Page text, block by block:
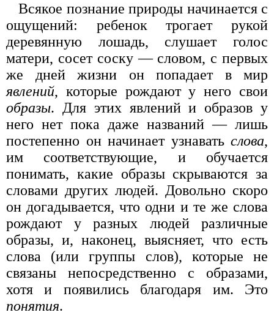
Всякое познание природы начинается с
ощущений: ребенок трогает рукой
деревянную лошадь, слушает голос
матери, сосет соску — словом, с первых
же дней жизни он попадает в мир
явлений, которые рождают у него свои
образы. Для этих явлений и образов у
него нет пока даже названий — лишь
постепенно он начинает узнавать слова,
им соответствующие, и обучается
понимать, какие образы скрываются за
словами других людей. Довольно скоро
он догадывается, что одни и те же слова
рождают у разных людей различные
образы, и, наконец, выясняет, что есть
слова (или группы слов), которые не
связаны непосредственно с образами,
хотя и появились благодаря им. Это
понятия.